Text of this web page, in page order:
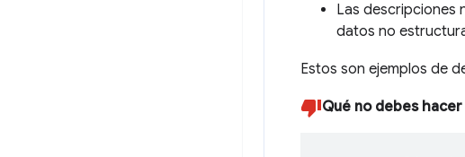
Las descripciones
datos no
Estos son ejemplos de
Qué no debes hacer